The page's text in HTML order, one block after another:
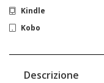
Kindle
Kobo
Descrizione